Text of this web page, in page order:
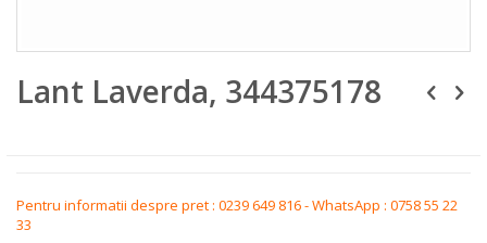
to
the
gallery
Lant Laverda, 344375178
Pentru informatii despre pret : 0239 649 816 - WhatsApp : 0758 55 22
33